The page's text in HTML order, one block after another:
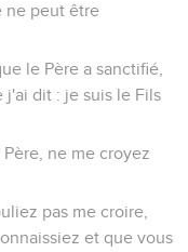
ne peut être
le Père a sanctifié,
j'ai dit : je suis le Fils
ne me croyez
pas me croire,
et que vous